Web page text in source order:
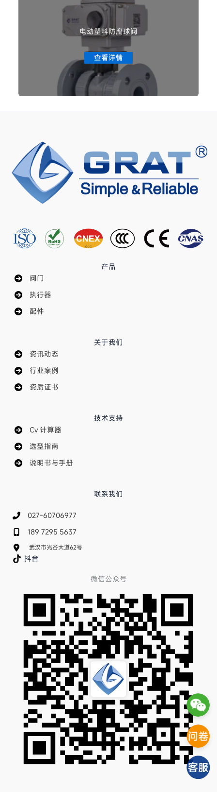
电动塑料防腐球阀
查看详情
产品
阀门
执行器
配件
关于我们
资讯动态
行业案例
资质证书
技术支持
Cv 计算器
选型指南
说明书与手册
联系我们
027-60706977
189 7295 5637
武汉市光谷大道62号
抖音
微信公众号